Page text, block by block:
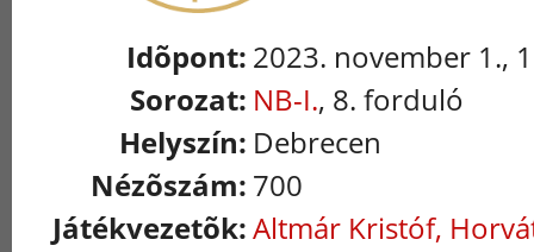
Idõpont: 2023. november 1.,
Sorozat: NB-I., 8. forduló
Helyszín: Debrecen
Nézõszám: 700
Játékvezetõk:Altmár Kristóf,